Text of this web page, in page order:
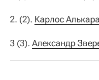
2. (2). Карлос
3 (3). Александр